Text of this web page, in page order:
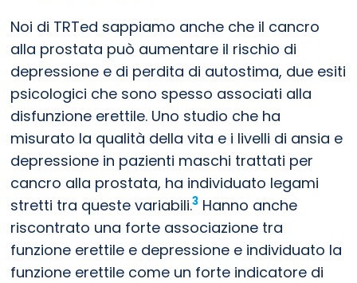
Noi di TRTed sappiamo anche che il cancro
alla prostata può aumentare il rischio di
depressione e di perdita di autostima, due esiti
psicologici che sono spesso associati alla
disfunzione erettile. Uno studio che ha
misurato la qualità della vita e i livelli di ansia e
depressione in pazienti maschi trattati per
cancro alla prostata, ha individuato legami
stretti tra queste variabili.3 Hanno anche
riscontrato una forte associazione tra
funzione erettile e depressione e individuato la
funzione erettile come un forte indicatore di